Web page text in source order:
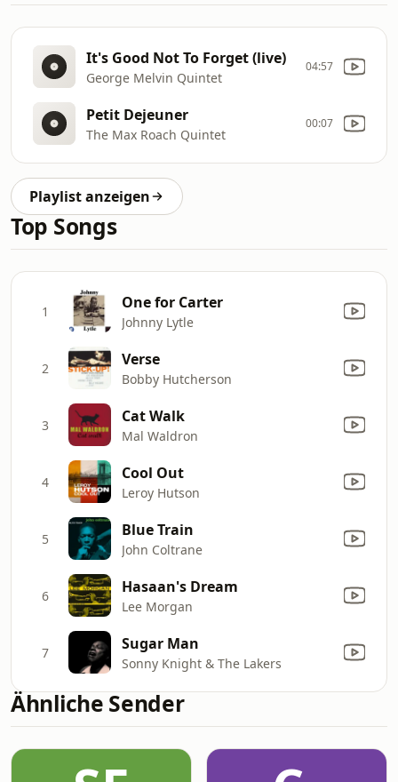
It's Good Not To Forget (live)
George Melvin Quintet
04:57
Petit Dejeuner
The Max Roach Quintet
00:07
Playlist anzeigen
Top Songs
1 One for Carter
Johnny Lytle
2 Verse
Bobby Hutcherson
3 Cat Walk
Mal Waldron
4 Cool Out
Leroy Hutson
5 Blue Train
John Coltrane
6 Hasaan's Dream
Lee Morgan
7 Sugar Man
Sonny Knight & The Lakers
Ähnliche Sender